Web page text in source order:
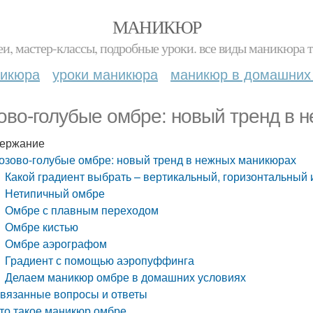
МАНИКЮР
мастер-классы, подробные уроки. все виды маникюра
уроки маникюра маникюр в домашних
голубые омбре: новый тренд в
голубые омбре: новый тренд в нежных маникюрах
Какой градиент выбрать – вертикальный,
Нетипичный омбре
Омбре с плавным переходом
Омбре кистью
Омбре аэрографом
Градиент с помощью аэропуффинга
Делаем маникюр омбре в домашних условиях
вопросы и ответы